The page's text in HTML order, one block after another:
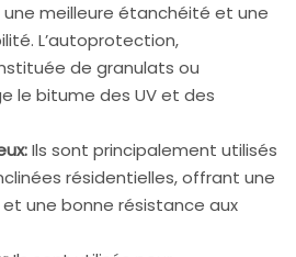
meilleure étanchéité et une
L’autoprotection,
de granulats ou
le bitume des UV et des
Ils sont principalement utilisés
résidentielles, offrant une
une bonne résistance aux